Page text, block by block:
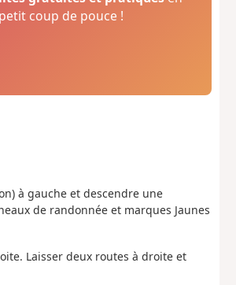
coup de pouce !
à gauche et descendre une
de randonnée et marques Jaunes
Laisser deux routes à droite et